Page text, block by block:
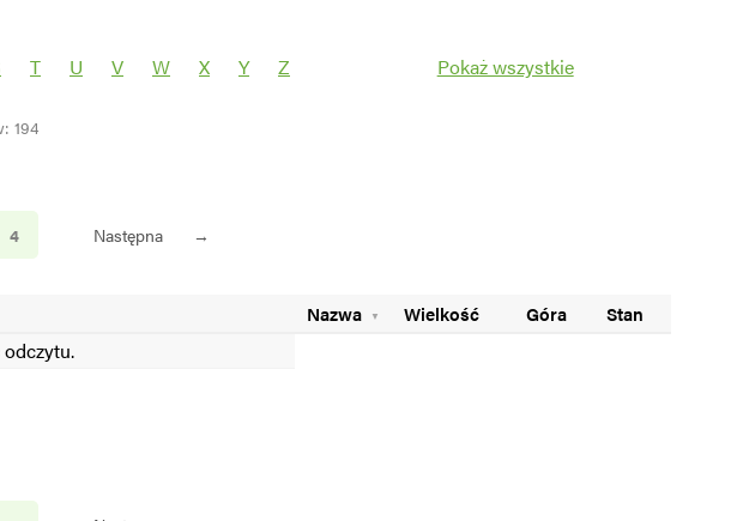
T U V W X Y Z Pokaż wszystkie
194
4 Następna →
Nazwa Wielkość Góra Stan